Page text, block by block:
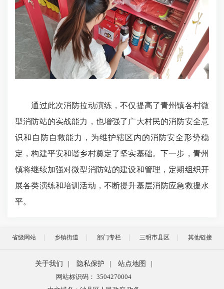
通过此次消防拉动演练，不仅提高了青州镇各村微
型消防站的实战能力，也增强了广大村民的消防安全意
识和自防自救能力，为维护辖区内的消防安全形势稳
定，构建平安和谐乡村奠定了坚实基础。下一步，青州
镇将继续加强对微型消防站的建设和管理，定期组织开
展各类演练和培训活动，不断提升基层消防应急救援水
平。
省级网站 乡镇街道 部门专栏 三明市县区 其他链接
关于我们 隐私保护 站点地图
网站标识码： 3504270004